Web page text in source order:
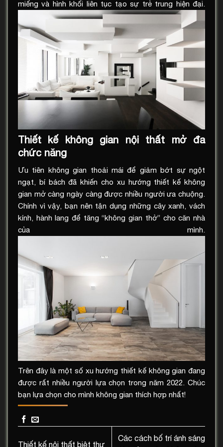
miếng và hình khối liên tục tạo sự trẻ trung hiện đại.
Thiết kế không gian nội thất mở đa
chức năng
Ưu tiên không gian thoải mái để giảm bớt sự ngột
ngạt, bí bách đã khiến cho xu hướng thiết kế không
gian mở càng ngày càng được nhiều người ưa chuộng.
Chính vì vậy, bạn nên tận dụng những cây xanh, vách
kính, hành lang để tăng “không gian thở” cho căn nhà
của mình.
Trên đây là một số xu hướng thiết kế không gian đang
được rất nhiều người lựa chọn trong năm 2022. Chúc
bạn lựa chọn cho mình không gian thích hợp nhất!
Thiết kế nội thất biệt thự
Các cách bố trí ánh sáng